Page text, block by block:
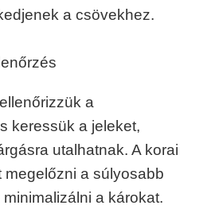
a csövekhez.
a
keressük a jeleket,
utalhatnak. A korai
megelőzni a súlyosabb
a károkat.